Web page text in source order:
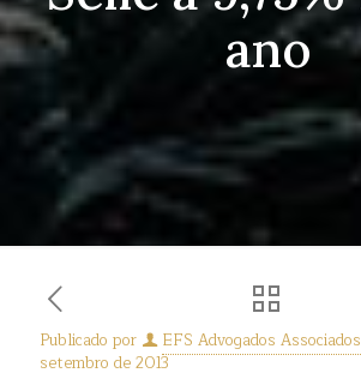
ano
Publicado por EFS Advogados Associados
setembro de 2013